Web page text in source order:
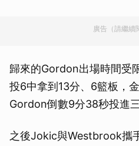
廣告（請繼續
歸來的Gordon出場時間受
投6中拿到13分、6籃板，
Gordon倒數9分38秒投進
之後Jokic與Westbrook攜